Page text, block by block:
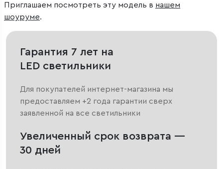
Приглашаем посмотреть эту модель в нашем
шоуруме.
Гарантия 7 лет на
LED светильники
Для покупателей интернет-магазина мы
предоставляем +2 года гарантии сверх
заявленной на все светильники
Увеличенный срок возврата —
30 дней